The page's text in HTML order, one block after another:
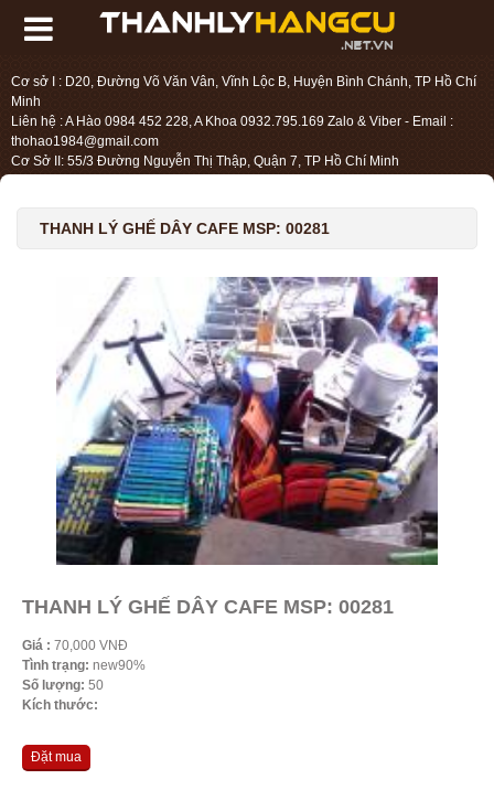
Cơ sở I : D20, Đường Võ Văn Vân, Vĩnh Lộc B, Huyện Bình Chánh, TP Hồ Chí
Minh
Liên hệ : A Hào 0984 452 228, A Khoa 0932.795.169 Zalo & Viber - Email :
thohao1984@gmail.com
Cơ Sở II: 55/3 Đường Nguyễn Thị Thập, Quận 7, TP Hồ Chí Minh
THANH LÝ GHẾ DÂY CAFE MSP: 00281
THANH LÝ GHẾ DÂY CAFE MSP: 00281
Giá : 70,000 VNĐ
Tình trạng: new90%
Số lượng: 50
Kích thước:
Đặt mua